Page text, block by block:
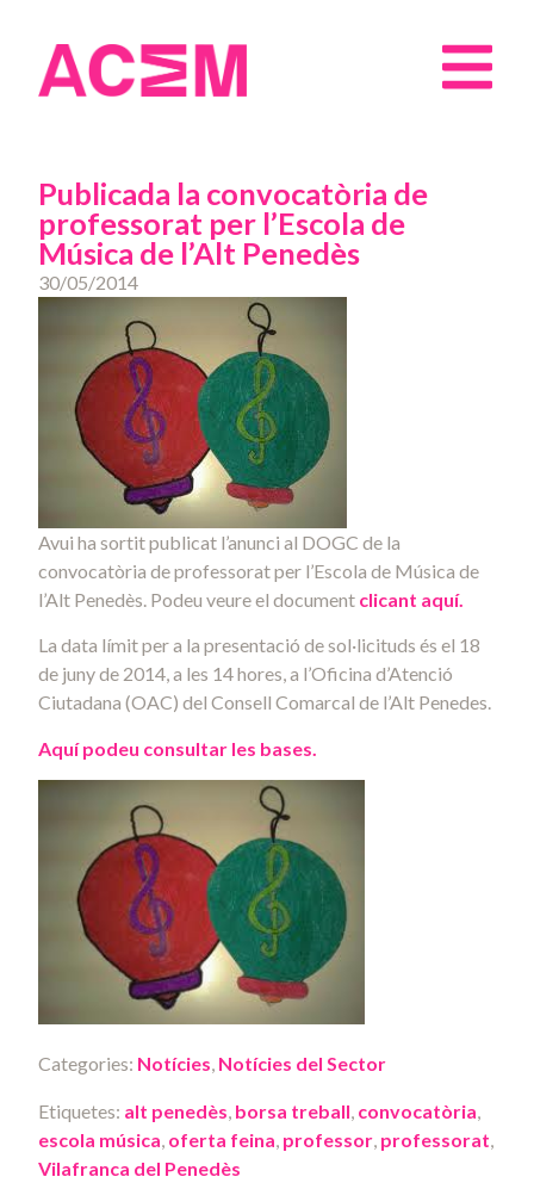
Publicada la convocatòria de
professorat per l’Escola de
Música de l’Alt Penedès
30/05/2014
Avui ha sortit publicat l’anunci al DOGC de la
convocatòria de professorat per l’Escola de Música de
l’Alt Penedès. Podeu veure el document clicant aquí.
La data límit per a la presentació de sol·licituds és el 18
de juny de 2014, a les 14 hores, a l’Oficina d’Atenció
Ciutadana (OAC) del Consell Comarcal de l’Alt Penedes.
Aquí podeu consultar les bases.
Categories: Notícies Notícies del Sector
Etiquetes: alt penedès borsa treball convocatòria
escola música oferta feina professor professorat
Vilafranca del Penedès